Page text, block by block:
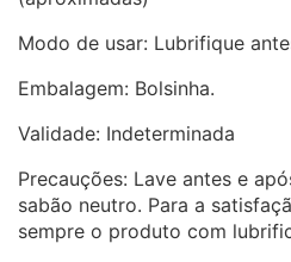
Modo de usar: Lubrifique
Embalagem: Bolsinha.
Validade: Indeterminada
Precauções: Lave antes e
sabão neutro. Para a
sempre o produto com